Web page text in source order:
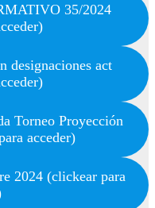
35/2024
designaciones act
Torneo Proyección
acceder)
2024 (clickear para